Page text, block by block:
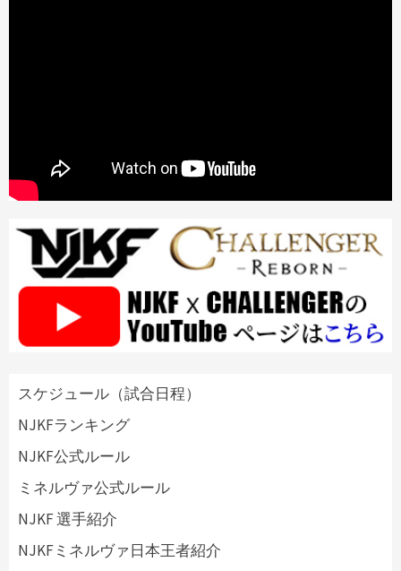
スケジュール（試合日程）
NJKFランキング
NJKF公式ルール
ミネルヴァ公式ルール
NJKF 選手紹介
NJKFミネルヴァ日本王者紹介